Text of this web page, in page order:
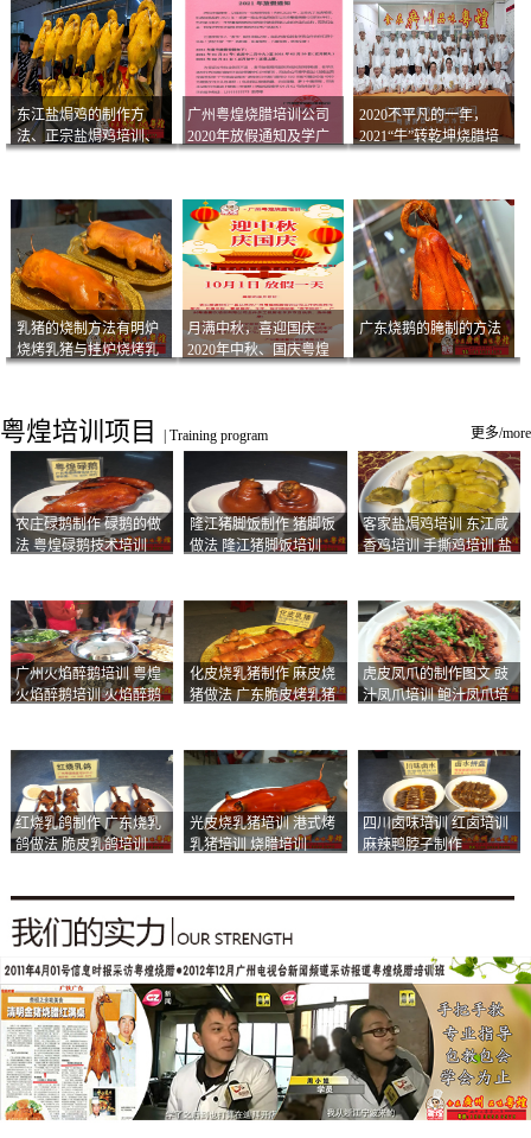
东江盐焗鸡的制作方
法、正宗盐焗鸡培训、
广州粤煌烧腊培训公司
2020年放假通知及学广
2020不平凡的一年，
2021“牛”转乾坤烧腊培
乳猪的烧制方法有明炉
烧烤乳猪与挂炉烧烤乳
月满中秋，喜迎国庆
2020年中秋、国庆粤煌
广东烧鹅的腌制的方法
粤煌培训项目 Training program 更多/more
农庄碌鹅制作 碌鹅的做
法 粤煌碌鹅技术培训
隆江猪脚饭制作 猪脚饭
做法 隆江猪脚饭培训
客家盐焗鸡培训 东江咸
香鸡培训 手撕鸡培训 盐
广州火焰醉鹅培训 粤煌
火焰醉鹅培训 火焰醉鹅
化皮烧乳猪制作 麻皮烧
猪做法 广东脆皮烤乳猪
虎皮凤爪的制作图文 豉
汁凤爪培训 鲍汁凤爪培
红烧乳鸽制作 广东烧乳
鸽做法 脆皮乳鸽培训
光皮烧乳猪培训 港式烤
乳猪培训 烧腊培训
四川卤味培训 红卤培训
麻辣鸭脖子制作